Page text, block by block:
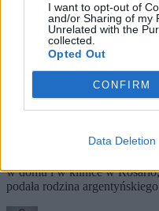
I want to opt-out of
and/or Sharing of my
Unrelated with the
collected.
Opted Out
CONFIRM
Data Deletion
Nie żyje ojciec
Jorge Messi, ojciec Lionela
w domu i w klinice w
podała rodzina